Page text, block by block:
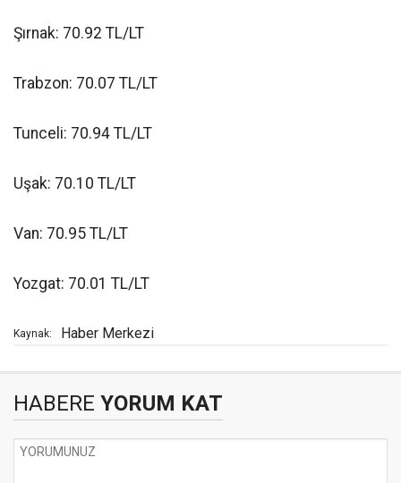
Şırnak: 70.92 TL/LT
Trabzon: 70.07 TL/LT
Tunceli: 70.94 TL/LT
Uşak: 70.10 TL/LT
Van: 70.95 TL/LT
Yozgat: 70.01 TL/LT
Kaynak: Haber Merkezi
HABERE YORUM KAT